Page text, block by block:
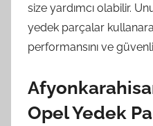
size yardımcı olabilir.
yedek parçalar
performansını ve
Opel Yedek